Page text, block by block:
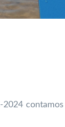
2024